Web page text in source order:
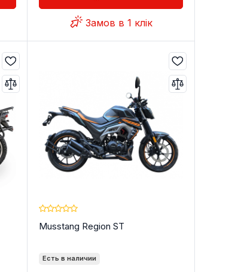
Замов в 1 клік
Musstang Region ST
Есть в наличии